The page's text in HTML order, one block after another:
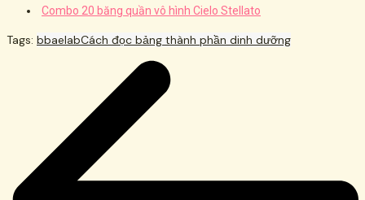
Combo 20 băng quần vô hình Cielo Stellato
Tags: bbaelabCách đọc bảng thành phần dinh dưỡng